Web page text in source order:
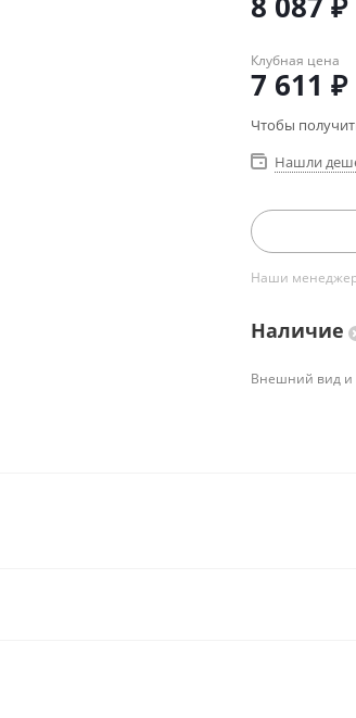
Клубная цена
7 611 ₽
Чтобы
Нашли
Наши
Наличие
Внешний вид и